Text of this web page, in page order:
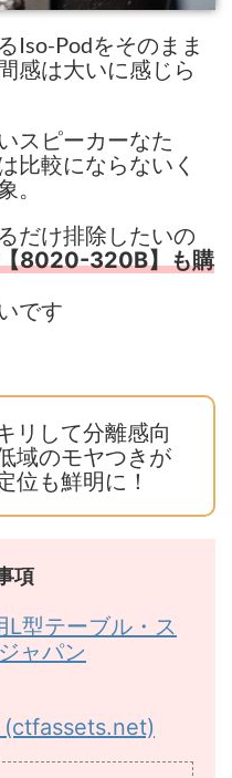
Iso-Podをそのまま
感は大いに感じら
スピーカーなた
比較にならないく
。
だけ排除したいの
8020-320B】も購
です
リして分離感向
域のモヤつきが
位も鮮明に！
項
型テーブル・ス
ャパン